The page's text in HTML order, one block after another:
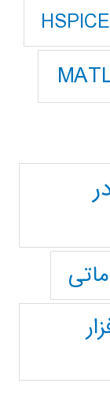
HSPICE